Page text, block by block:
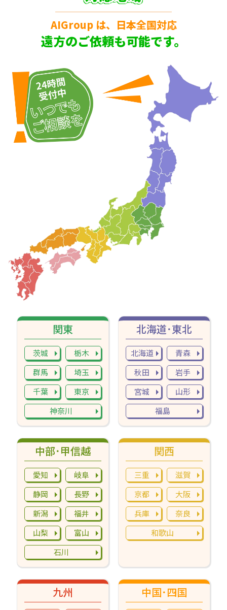
AIGroup は、日本全国対応
遠方のご依頼も可能です。
九州 中国･四国
中部･甲信越
愛知
岐阜
静岡
長野
新潟
福井
山梨
富山
石川
関西
三重
滋賀
京都
大阪
兵庫
奈良
和歌山
関東
茨城
栃木
群馬
埼玉
千葉
東京
神奈川
北海道･東北
北海道
青森
秋田
岩手
宮城
山形
福島